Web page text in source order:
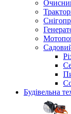
Будівельна